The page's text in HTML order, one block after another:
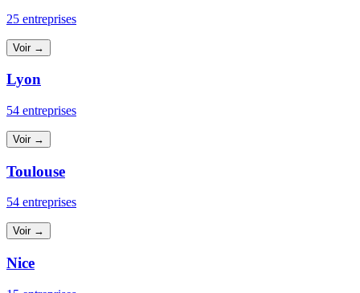
25 entreprises
Voir →
Lyon
54 entreprises
Voir →
Toulouse
54 entreprises
Voir →
Nice